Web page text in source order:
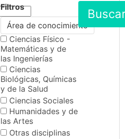
Filtros
Área de conocimiento
Ciencias Físico -
Matemáticas y de
las Ingenierías
Ciencias
Biológicas, Químicas
y de la Salud
Ciencias Sociales
Humanidades y de
las Artes
Otras disciplinas